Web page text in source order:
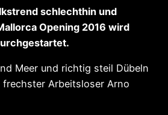
schlechthin und
Opening 2016 wird
Meer und richtig steil Dübeln
Arbeitsloser Arno